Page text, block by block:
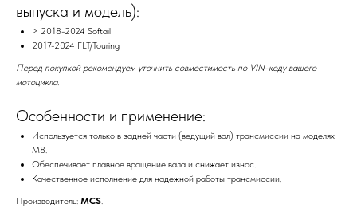
выпуска и модель):
> 2018-2024 Softail
2017-2024 FLT/Touring
Перед покупкой рекомендуем уточнить совместимость по VIN-коду вашего
мотоцикла.
Особенности и применение:
Используется только в задней части (ведущий вал) трансмиссии на моделях
M8.
Обеспечивает плавное вращение вала и снижает износ.
Качественное исполнение для надежной работы трансмиссии.
Производитель: MCS.